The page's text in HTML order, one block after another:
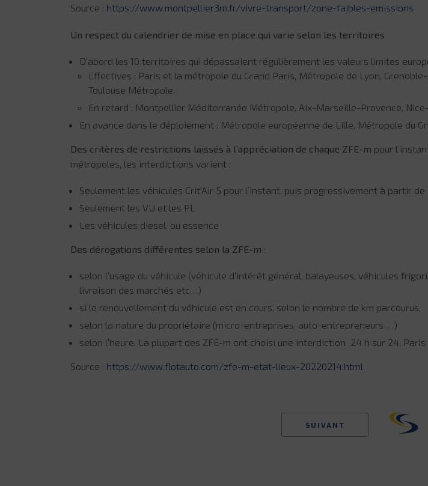
Source : https://www.montpellier3m.fr/vivre-transport/zone-faibles-emissions
Un respect du calendrier de mise en place qui varie selon les territoires
D’abord les 10 territoires qui dépassaient régulièrement les valeurs limites
Effectives : Paris et la métropole du Grand Paris, Métropole de Lyon,
Toulouse Métropole.
En retard : Montpellier Méditerranée Métropole, Aix-Marseille-Provence,
En avance dans le déploiement : Métropole européenne de Lille, Métropole du
Des critères de restrictions laissés à l’appréciation de chaque ZFE-m pour
métropoles, les interdictions varient :
Seulement les véhicules Crit’Air 5 pour l’instant, puis progressivement à partir de
Seulement les VU et les PL
Les véhicules diesel, ou essence
Des dérogations différentes selon la ZFE-m :
selon l’usage du véhicule (véhicule d’intérêt général, balayeuses, véhicules
livraison des marchés etc…)
si le renouvellement du véhicule est en cours, selon le nombre de km parcourus,
selon la nature du propriétaire (micro-entreprises, auto-entrepreneurs …)
selon l’heure. La plupart des ZFE-m ont choisi une interdiction 24 h sur 24.
Source : https://www.flotauto.com/zfe-m-etat-lieux-20220214.html
SUIVANT